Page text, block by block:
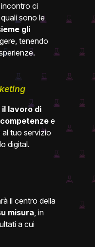
ci
sono le
gli
tenendo
lavoro di
competenze e
al tuo servizio
digital.
il centro della
misura, in
a cui